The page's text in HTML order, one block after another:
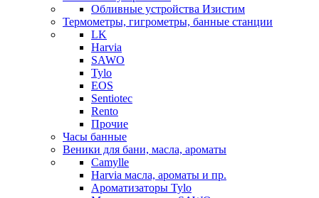
Обливные устройства Изистим
Термометры, гигрометры, банные станции
LK
Harvia
SAWO
Tylo
EOS
Sentiotec
Rento
Прочие
Часы банные
Веники для бани, масла, ароматы
Camylle
Harvia масла, ароматы и пр.
Ароматизаторы Tylo